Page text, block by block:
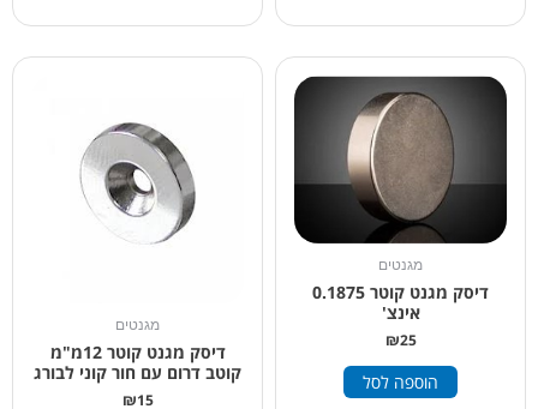
מגנטים
דיסק מגנט קוטר 0.1875
אינצ'
₪25
הוספה לסל
מגנטים
דיסק מגנט קוטר 12מ"מ
קוטב דרום עם חור קוני לבורג
₪15